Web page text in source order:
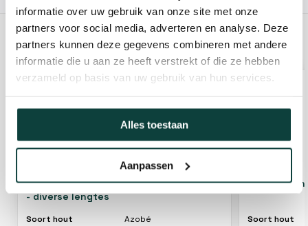
informatie over uw gebruik van onze site met onze
partners voor social media, adverteren en analyse. Deze
partners kunnen deze gegevens combineren met andere
informatie die u aan ze heeft verstrekt of die ze hebben
verzameld op basis van uw gebruik van hun services.
Alles toestaan
Aanpassen
GERELATEERDE PRODUCTEN
Azobé hardhouten paal 7x7 cm bezaagd
- diverse lengtes
Soort hout
Azobé
Hardhouten
Soort hout